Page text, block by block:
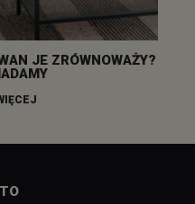
JE ZRÓWNOWAŻY?